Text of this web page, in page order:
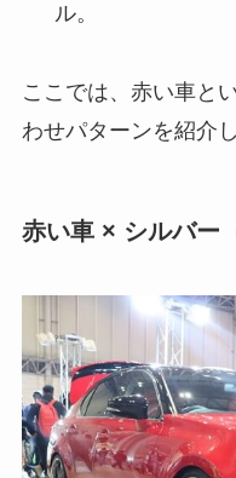
ル。
ここでは、赤い車と
わせパターンを紹介し
赤い車 × シルバー